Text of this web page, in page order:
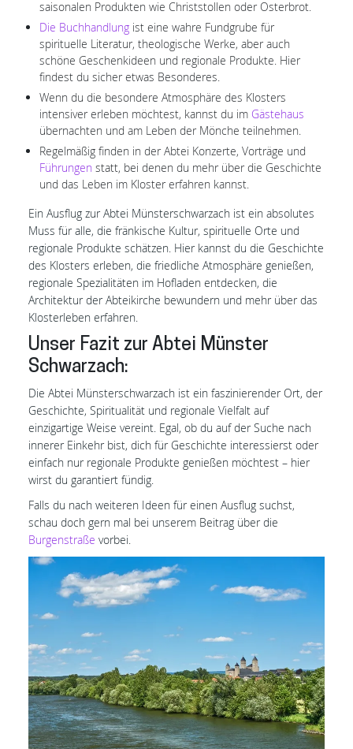
saisonalen Produkten wie Christstollen oder Osterbrot.
Die Buchhandlung ist eine wahre Fundgrube für
spirituelle Literatur, theologische Werke, aber auch
schöne Geschenkideen und regionale Produkte. Hier
findest du sicher etwas Besonderes.
Wenn du die besondere Atmosphäre des Klosters
intensiver erleben möchtest, kannst du im Gästehaus
übernachten und am Leben der Mönche teilnehmen.
Regelmäßig finden in der Abtei Konzerte, Vorträge und
Führungen statt, bei denen du mehr über die Geschichte
und das Leben im Kloster erfahren kannst.
Ein Ausflug zur Abtei Münsterschwarzach ist ein absolutes
Muss für alle, die fränkische Kultur, spirituelle Orte und
regionale Produkte schätzen. Hier kannst du die Geschichte
des Klosters erleben, die friedliche Atmosphäre genießen,
regionale Spezialitäten im Hofladen entdecken, die
Architektur der Abteikirche bewundern und mehr über das
Klosterleben erfahren.
Unser Fazit zur Abtei Münster
Schwarzach:
Die Abtei Münsterschwarzach ist ein faszinierender Ort, der
Geschichte, Spiritualität und regionale Vielfalt auf
einzigartige Weise vereint. Egal, ob du auf der Suche nach
innerer Einkehr bist, dich für Geschichte interessierst oder
einfach nur regionale Produkte genießen möchtest – hier
wirst du garantiert fündig.
Falls du nach weiteren Ideen für einen Ausflug suchst,
schau doch gern mal bei unserem Beitrag über die
Burgenstraße vorbei.